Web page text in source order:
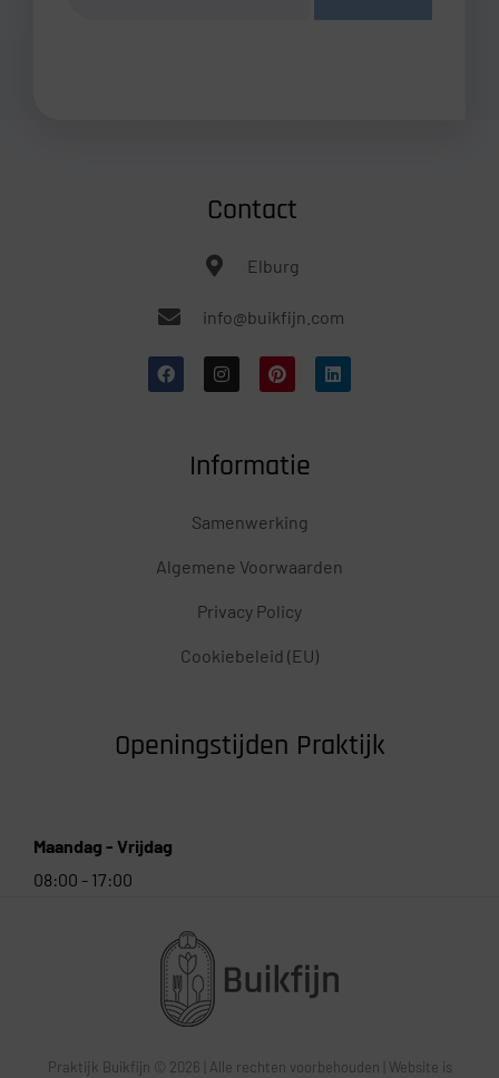
Contact
Elburg
info@buikfijn.com
Informatie
Samenwerking
Algemene Voorwaarden
Privacy Policy
Cookiebeleid (EU)
Openingstijden Praktijk
Maandag - Vrijdag
08:00 - 17:00
Praktijk Buikfijn © 2026 | Alle rechten voorbehouden | Website is